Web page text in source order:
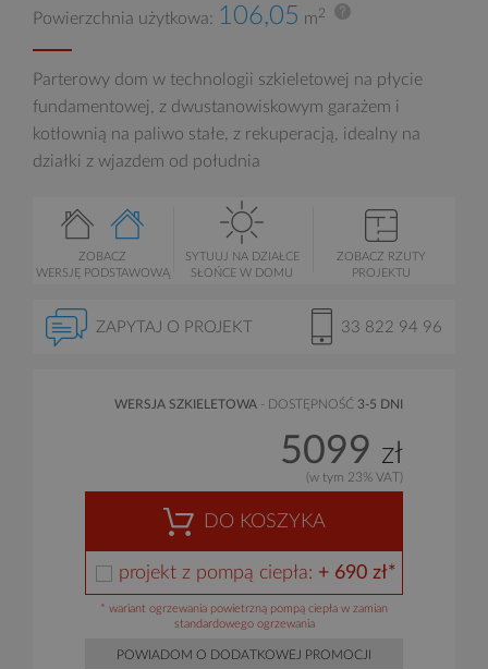
Powierzchnia użytkowa: 106,05 m2
Parterowy dom w technologii szkieletowej na płycie
fundamentowej, z dwustanowiskowym garażem i
kotłownią na paliwo stałe, z rekuperacją, idealny na
działki z wjazdem od południa
ZOBACZ
WERSJĘ PODSTAWOWĄ
SYTUUJ NA DZIAŁCE
SŁOŃCE W DOMU
ZOBACZ RZUTY
PROJEKTU
ZAPYTAJ O PROJEKT 33 822 94 96
WERSJA SZKIELETOWA - DOSTĘPNOŚĆ 3-5 DNI
5099 zł
(w tym 23% VAT)
DO KOSZYKA
projekt z pompą ciepła: + 690 zł*
* wariant ogrzewania powietrzną pompą ciepła w zamian
standardowego ogrzewania
POWIADOM O DODATKOWEJ PROMOCJI